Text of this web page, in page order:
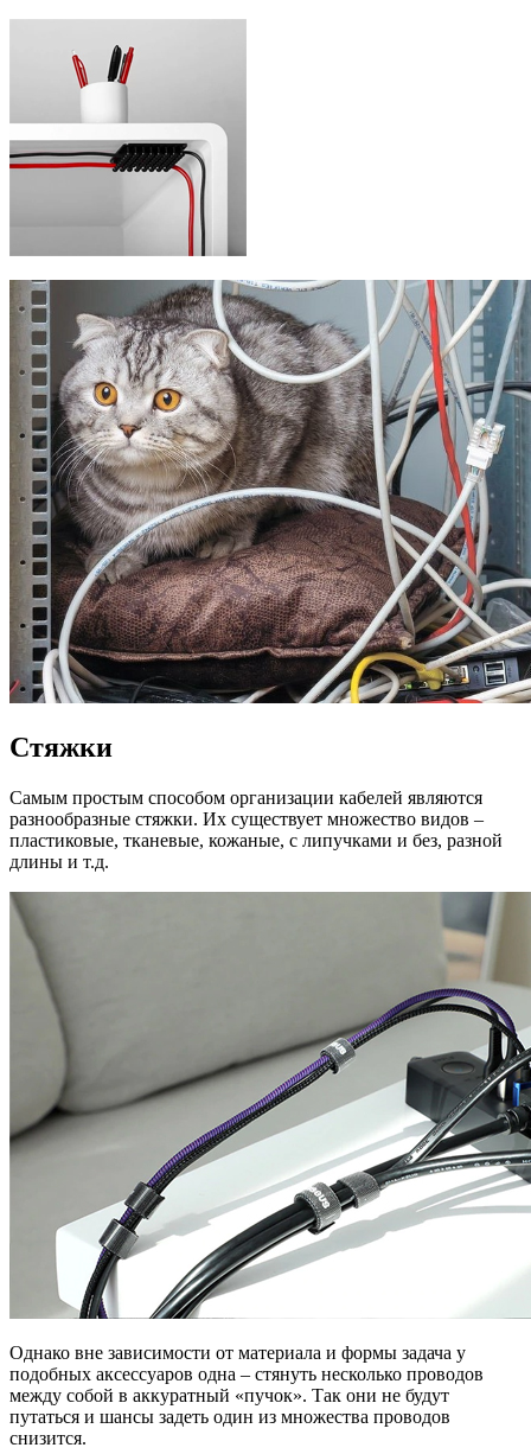
Стяжки
Самым простым способом организации кабелей являются
разнообразные стяжки. Их существует множество видов –
пластиковые, тканевые, кожаные, с липучками и без, разной
длины и т.д.
Однако вне зависимости от материала и формы задача у
подобных аксессуаров одна – стянуть несколько проводов
между собой в аккуратный «пучок». Так они не будут
путаться и шансы задеть один из множества проводов
снизится.